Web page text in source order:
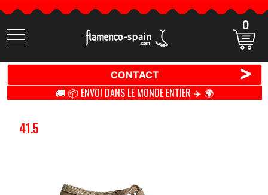
Cherchez
des
0
CONTACT >
🚚 📦 ENVOI DANS LE MONDE ENTIER ✈️ 🌍
41.5